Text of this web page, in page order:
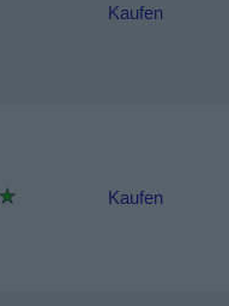
Kaufen
Kaufen